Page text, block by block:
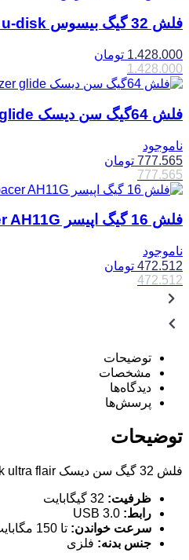
فلش 32 گیگ بیسوس baseus u-disk
1.428.000 تومان
1.428.000
فلش 64گیگ سن دیسک sandisk cruzer glide
ناموجود
777.565 تومان
777.565
فلش 16 گیگ اپیسر Apacer AH11G
ناموجود
472.512 تومان
472.512
توضیحات
مشخصات
دیدگاه‌ها
پرسش‌ها
توضیحات
فلش 32 گیگ سن دیسک sandisk ultra flair
ظرفیت:
رابط:
سرعت خواندن: تا 150 مگابایت بر ثانیه
جنس بدنه: فلزی